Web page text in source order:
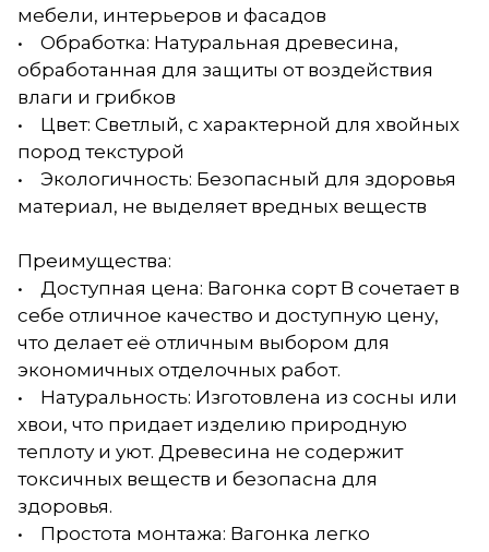
мебели, интерьеров и фасадов
• Обработка: Натуральная древесина,
обработанная для защиты от воздействия
влаги и грибков
• Цвет: Светлый, с характерной для хвойных
пород текстурой
• Экологичность: Безопасный для здоровья
материал, не выделяет вредных веществ
Преимущества:
• Доступная цена: Вагонка сорт В сочетает в
себе отличное качество и доступную цену,
что делает её отличным выбором для
экономичных отделочных работ.
• Натуральность: Изготовлена из сосны или
хвои, что придает изделию природную
теплоту и уют. Древесина не содержит
токсичных веществ и безопасна для
здоровья.
• Простота монтажа: Вагонка легко